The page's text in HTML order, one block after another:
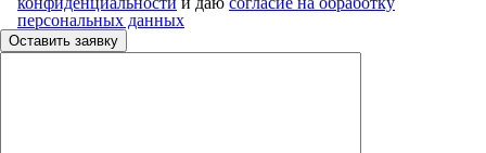
персональных данных